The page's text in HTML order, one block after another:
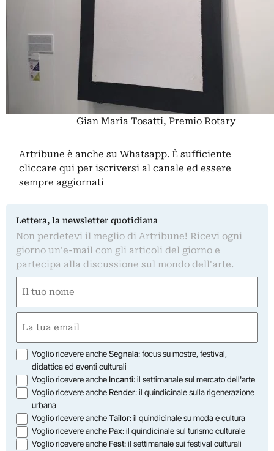
Gian Maria Tosatti, Premio Rotary
Artribune è anche su Whatsapp. È sufficiente
cliccare qui per iscriversi al canale ed essere
sempre aggiornati
Lettera, la newsletter quotidiana
Non perdetevi il meglio di Artribune! Ricevi ogni
giorno un'e-mail con gli articoli del giorno e
partecipa alla discussione sul mondo dell'arte.
(Obbligatorio)
Nome
(Obbligatorio)
Opzioni
Voglio ricevere ancheSegnala: focus su mostre, festival,
didattica ed eventi culturali
Voglio ricevere ancheIncanti: il settimanale sul mercato dell'arte
Voglio ricevere ancheRender: il quindicinale sulla rigenerazione
urbana
Voglio ricevere ancheTailor: il quindicinale su moda e cultura
Voglio ricevere anchePax: il quindicinale sul turismo culturale
Voglio ricevere ancheFest: il settimanale sui festival culturali